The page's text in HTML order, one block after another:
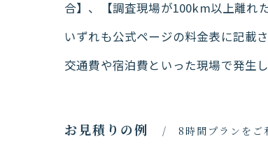
合】、【調査現場が100km以上離れ
いずれも公式ページの料金表に記載
交通費や宿泊費といった現場で発生
お見積りの例 8時間プランをご